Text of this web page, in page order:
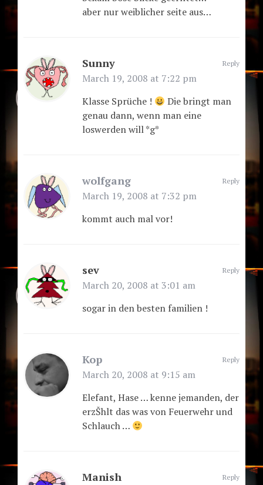
aber nur weiblicher seite aus…
Sunny
March 19, 2008 at 7:22 pm
Klasse Sprüche !
Die bringt man
genau dann, wenn man eine
loswerden will *g*
Reply
wolfgang
March 19, 2008 at 7:32 pm
kommt auch mal vor!
Reply
sev
March 20, 2008 at 3:01 am
sogar in den besten familien !
Reply
Kop
March 20, 2008 at 9:15 am
Elefant, Hase … kenne jemanden, der
erzŠhlt das was von Feuerwehr und
Schlauch …
Reply
Manish Reply